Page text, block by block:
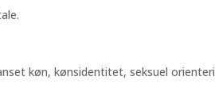
køn, kønsidentitet, seksuel